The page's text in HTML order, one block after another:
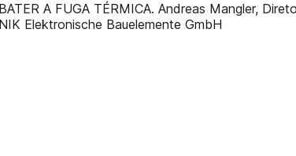
A FUGA TÉRMICA. Andreas Mangler,
Elektronische Bauelemente GmbH